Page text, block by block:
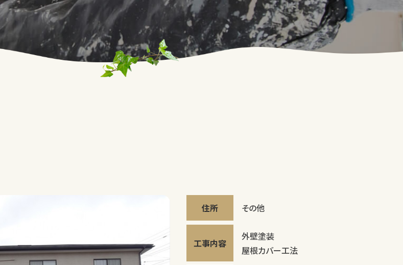
住所 その他
工事内容
外壁塗装
屋根カバー工法